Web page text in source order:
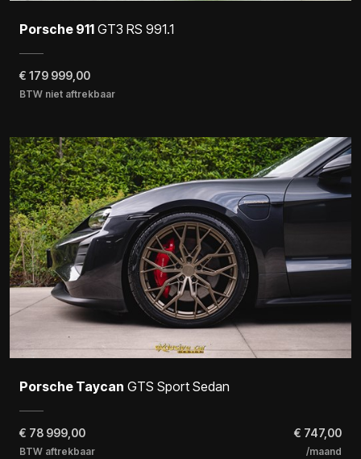
Porsche 911 GT3 RS 991.1
€ 179 999,00
BTW niet aftrekbaar
Porsche Taycan GTS Sport Sedan
€ 78 999,00
BTW aftrekbaar
€ 747,00
/maand